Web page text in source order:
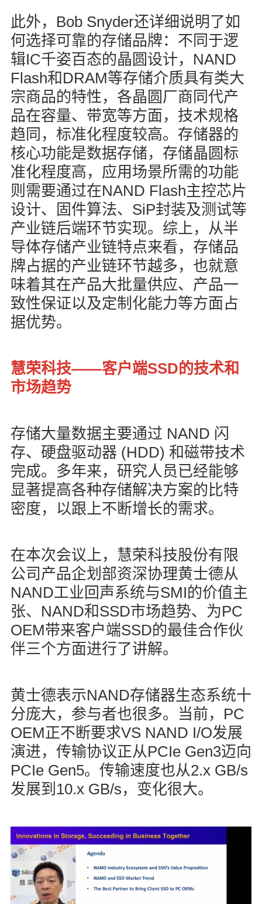
此外， Bob Snyder还详细说明了如
何选择可靠的存储品牌：不同于逻
辑IC千姿百态的晶圆设计， NAND
Flash和 DRAM等存储介质具有类大
宗商品的特性，各晶圆厂商同代产
品在容量、带宽等方面，技术规格
趋同，标准化程度较高。存储器的
核心功能是数据存储，存储晶圆标
准化程度高，应用场景所需的功能
则需要通过在NAND Flash主控芯片
设计、固件算法、 SiP封装及测试等
产业链后端环节实现。综上，从半
导体存储产业链特点来看，存储品
牌占据的产业链环节越多，也就意
味着其在产品大批量供应、产品一
致性保证以及定制化能力等方面占
据优势。
慧荣科技——客户端SSD 的技术和
市场趋势
存储大量数据主要通过 NAND 闪
存、硬盘驱动器 (HDD) 和磁带技术
完成。多年来，研究人员已经能够
显著提高各种存储解决方案的比特
密度，以跟上不断增长的需求。
在本次会议上，慧荣科技股份有限
公司产品企划部资深协理黄士德从
NAND工业回声系统与SMI的价值主
张、 NAND和SSD市场趋势、为PC
OEM带来客户端SSD的最佳合作伙
伴三个方面进行了讲解。
黄士德表示NAND存储器生态系统十
分庞大，参与者也很多。当前， PC
OEM正不断要求VS NAND I/O发展
演进，传输协议正从PCIe Gen3迈向
PCIe Gen5。传输速度也从2.x GB/s
发展到 10.x GB/s，变化很大。